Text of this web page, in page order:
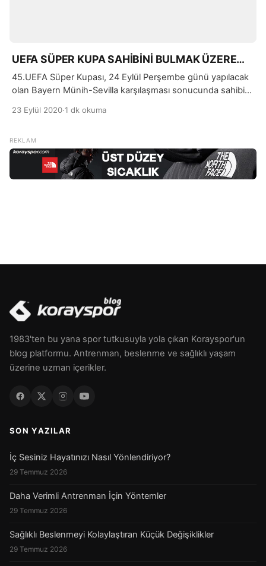
UEFA SÜPER KUPA SAHİBİNİ BULMAK ÜZERE…
45.UEFA Süper Kupası, 24 Eylül Perşembe günü yapılacak
olan Bayern Münih-Sevilla karşılaşması sonucunda sahibini
Budapeşte’de oynanacağı belirtildi.
23 Eylül 2020·1 dk okuma
1983'ten bu yana spor tutkusuyla yola çıkan Korayspor'un
blog platformu. Antrenman, beslenme ve sağlıklı yaşam
üzerine uzman içerikler.
SON YAZILAR
İç Sesiniz Hayatınızı Nasıl Yönlendiriyor?
29 Temmuz 2026
Daha Verimli Antrenman İçin Yöntemler
29 Temmuz 2026
Sağlıklı Beslenmeyi Kolaylaştıran Küçük Değişiklikler
29 Temmuz 2026